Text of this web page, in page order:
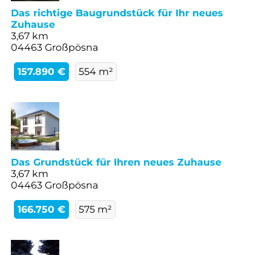
Das richtige Baugrundstück für Ihr neues
Zuhause
3,67 km
04463 Großpösna
157.890 € 554 m²
Das Grundstück für Ihren neues Zuhause
3,67 km
04463 Großpösna
166.750 € 575 m²